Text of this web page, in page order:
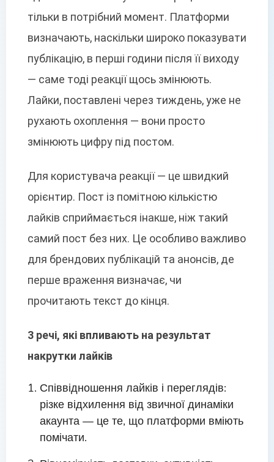
тільки в потрібний момент. Платформи
визначають, наскільки широко показувати
публікацію, в перші години після її виходу
— саме тоді реакції щось змінюють.
Лайки, поставлені через тиждень, уже не
рухають охоплення — вони просто
змінюють цифру під постом.
Для користувача реакції — це швидкий
орієнтир. Пост із помітною кількістю
лайків сприймається інакше, ніж такий
самий пост без них. Це особливо важливо
для брендових публікацій та анонсів, де
перше враження визначає, чи
прочитають текст до кінця.
3 речі, які впливають на результат
накрутки лайків
Співвідношення лайків і переглядів:
різке відхилення від звичної динаміки
акаунта — це те, що платформи вміють
помічати.